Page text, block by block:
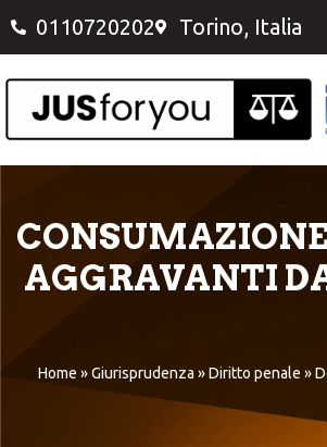
0110720202 Torino, Italia
AGGRAVANTI
Home »Giurisprudenza »Diritto penale »